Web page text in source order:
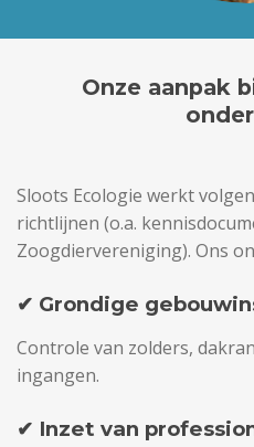
Onze aanpak
Sloots Ecologie werkt
richtlijnen (o.a.
Zoogdiervereniging). Ons
✔ Grondige
Controle van zolders,
ingangen.
✔ Inzet van